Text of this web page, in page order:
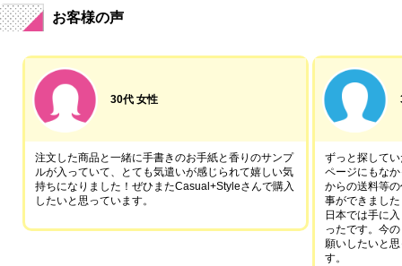
お客様の声
30代 女性
注文した商品と一緒に手書きのお手紙と香りのサンプ
ルが入っていて、とても気遣いが感じられて嬉しい気
持ちになりました！ぜひまたCasual+Styleさんで購入
したいと思っています。
ずっと探して
ページにもな
からの送料等
事ができました
日本では手に
ったです。今
願いしたいと
す。